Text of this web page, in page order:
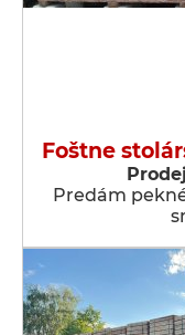
Foštne
Predám